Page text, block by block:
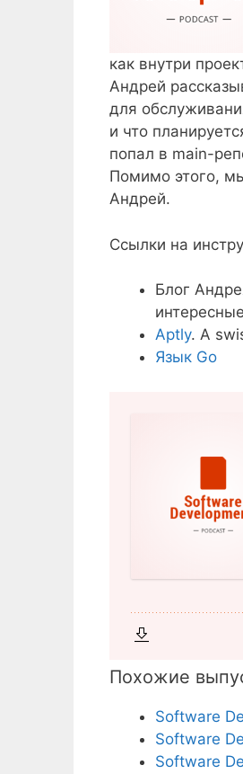
как внутри
Андрей
для
и что
попал в main-
Помимо этого,
Андрей.
Ссылки на
Блог
Aptly. A
Язык Go
Похожие
Software
Software
Software